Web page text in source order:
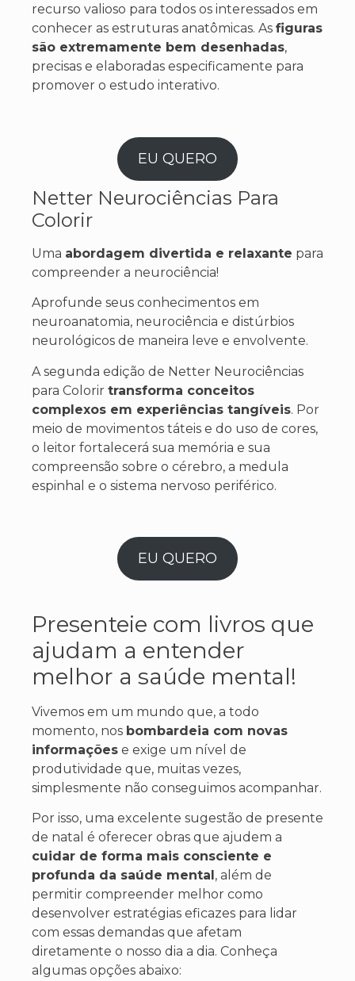
recurso valioso para todos os interessados em
conhecer as estruturas anatômicas. As figuras
são extremamente bem desenhadas,
precisas e elaboradas especificamente para
promover o estudo interativo.
EU QUERO
Netter Neurociências Para
Colorir
Uma abordagem divertida e relaxante para
compreender a neurociência!
Aprofunde seus conhecimentos em
neuroanatomia, neurociência e distúrbios
neurológicos de maneira leve e envolvente.
A segunda edição de Netter Neurociências
para Colorir transforma conceitos
complexos em experiências tangíveis. Por
meio de movimentos táteis e do uso de cores,
o leitor fortalecerá sua memória e sua
compreensão sobre o cérebro, a medula
espinhal e o sistema nervoso periférico.
EU QUERO
Presenteie com livros que
ajudam a entender
melhor a saúde mental!
Vivemos em um mundo que, a todo
momento, nos bombardeia com novas
informações e exige um nível de
produtividade que, muitas vezes,
simplesmente não conseguimos acompanhar.
Por isso, uma excelente sugestão de presente
de natal é oferecer obras que ajudem a
cuidar de forma mais consciente e
profunda da saúde mental , além de
permitir compreender melhor como
desenvolver estratégias eficazes para lidar
com essas demandas que afetam
diretamente o nosso dia a dia. Conheça
algumas opções abaixo: